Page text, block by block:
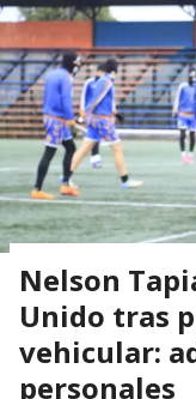
Nelson
Unido tras
vehicular:
personales